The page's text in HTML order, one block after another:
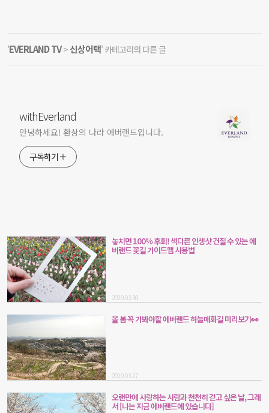
'EVERLAND TV> 신상어택' 카테고리의 다른 글
withEverland
안녕하세요! 환상의 나라 에버랜드입니다.
구독하기
놓치면 100% 후회! 색다른 인생샷 건질 수 있는 에
버랜드 꽃길 가이드맵 사용법
2019.03.30
올 봄 꼭 가봐야할 에버랜드 하늘매화길 미리보기👀
2019.03.27
오랜만에 사랑하는 사람과 천천히 걷고 싶은 날, 그래
서 [나는 지금 에버랜드에 있습니다]